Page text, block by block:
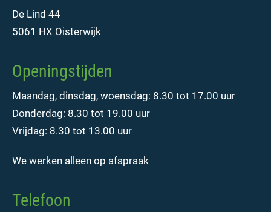
De Lind 44
5061 HX Oisterwijk
Openingstijden
Maandag, dinsdag, woensdag: 8.30 tot 17.00 uur
Donderdag: 8.30 tot 19.00 uur
Vrijdag: 8.30 tot 13.00 uur
We werken alleen op afspraak
Telefoon